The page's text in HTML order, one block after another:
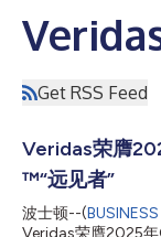
Get RSS Feed
Veridas荣膺
™“远见者”
波士顿--(BUSINESS
Veridas荣膺2025